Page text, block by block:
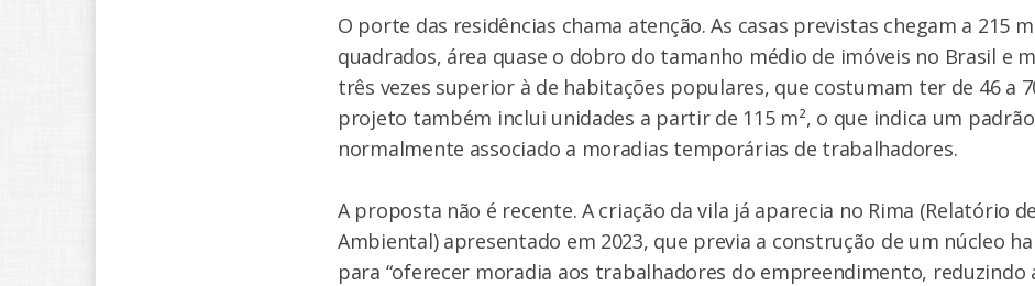
O porte das residências chama atenção. As casas previstas chegam a 215
quadrados, área quase o dobro do tamanho médio de imóveis no Brasil e
três vezes superior à de habitações populares, que costumam ter de 46 a
projeto também inclui unidades a partir de 115 m², o que indica um
normalmente associado a moradias temporárias de trabalhadores.
A proposta não é recente. A criação da vila já aparecia no Rima (Relatório
Ambiental) apresentado em 2023, que previa a construção de um núcleo
para “oferecer moradia aos trabalhadores do empreendimento, reduzindo